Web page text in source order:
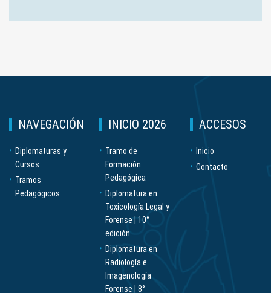
NAVEGACIÓN
Diplomaturas y
Cursos
Tramos
Pedagógicos
INICIO 2026
Tramo de
Formación
Pedagógica
Diplomatura en
Toxicología Legal y
Forense | 10°
edición
Diplomatura en
Radiología e
Imagenología
Forense | 8°
ACCESOS
Inicio
Contacto